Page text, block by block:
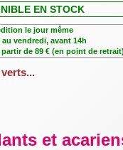
EN STOCK
le jour même
vendredi, avant 14h
de 89 € (en point de retrait)
et